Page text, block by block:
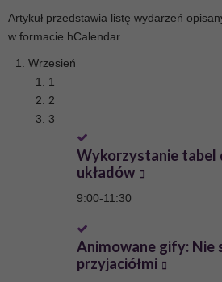
Artykuł przedstawia listę wydarzeń
w formacie hCalendar.
Wrzesień
1
2
3
Wykorzystanie tabel
układów
9:00-11:30
Animowane gify: Nie
przyjaciółmi